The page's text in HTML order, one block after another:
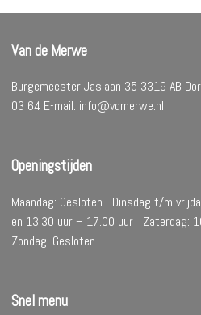
Van de Merwe
Burgemeester Jaslaan 35 3319 AB
03 64 E-mail: info@vdmerwe.nl
Openingstijden
Maandag: Gesloten Dinsdag t/m
en 13.30 uur – 17.00 uur Zaterdag:
Zondag: Gesloten
Snel menu